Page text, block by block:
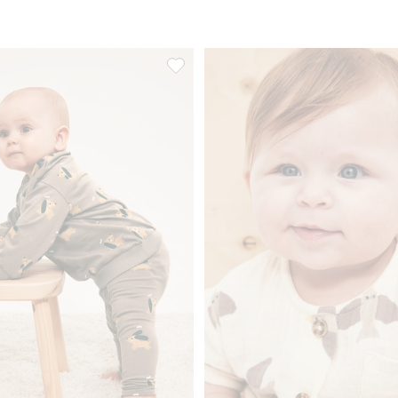
listy ulubione Zestaw z psami, Dodaj do listy ulubione